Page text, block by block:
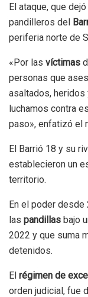
El ataque, que
pandilleros del
periferia norte de
«Por las víctimas
personas que
asaltados, heridos
luchamos contra
paso», enfatizó el
El Barrió 18 y su
establecieron un
territorio.
En el poder desde
las pandillas bajo
2022 y que suma
detenidos.
El régimen de
orden judicial, fue